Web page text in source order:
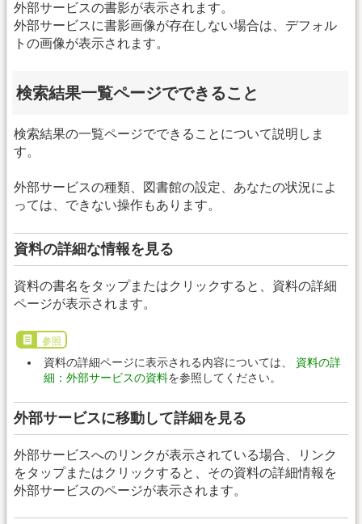
外部サービスの書影が表示されます。
外部サービスに書影画像が存在しない場合は、デフォル
トの画像が表示されます。
検索結果一覧ページでできること
検索結果の一覧ページでできることについて説明しま
す。
外部サービスの種類、図書館の設定、あなたの状況によ
っては、できない操作もあります。
資料の詳細な情報を見る
資料の書名をタップまたはクリックすると、資料の詳細
ページが表示されます。
参照
資料の詳細ページに表示される内容については、 資料の詳
細：外部サービスの資料を参照してください。
外部サービスに移動して詳細を見る
外部サービスへのリンクが表示されている場合、リンク
をタップまたはクリックすると、その資料の詳細情報を
外部サービスのページが表示されます。